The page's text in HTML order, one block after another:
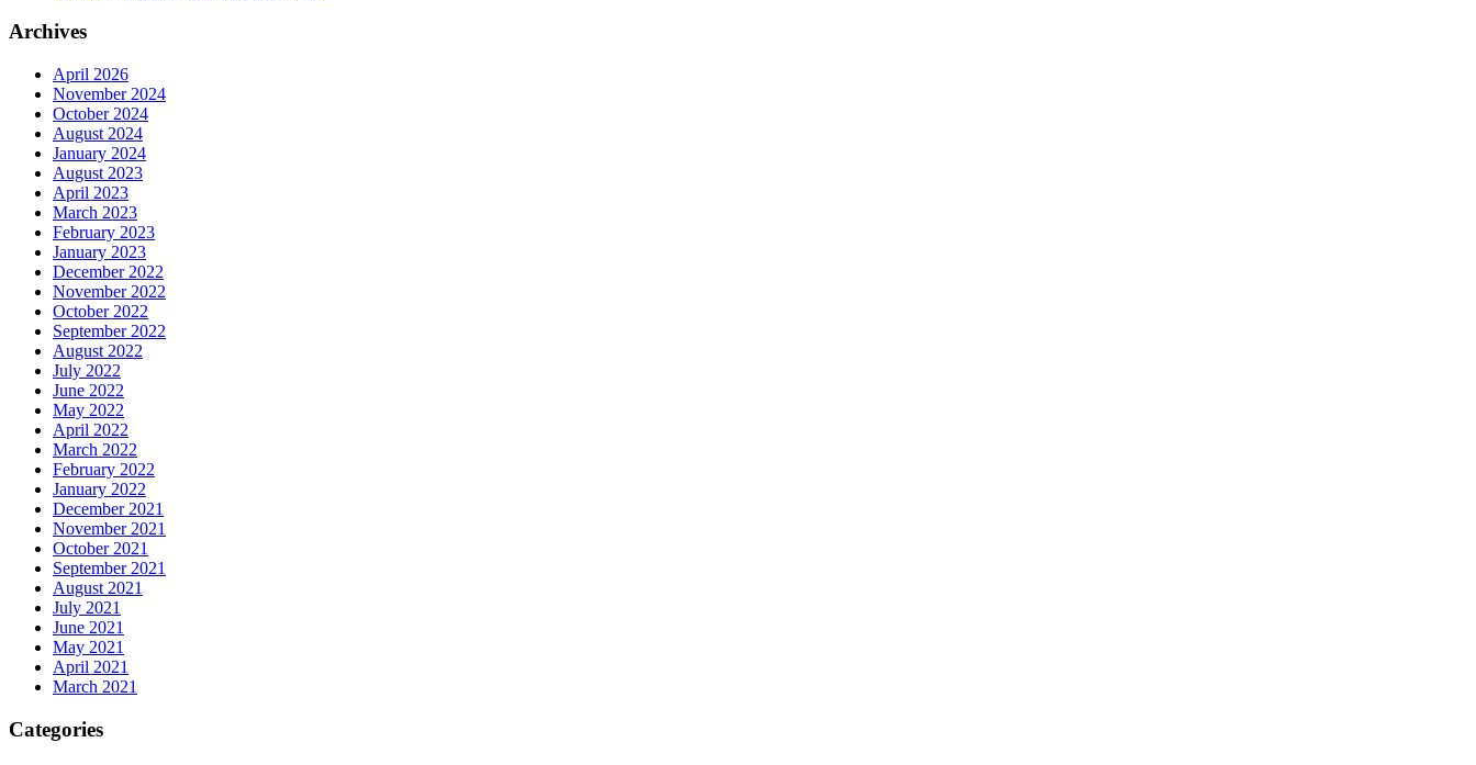
Archives
April 2026
November 2024
October 2024
August 2024
January 2024
August 2023
April 2023
March 2023
February 2023
January 2023
December 2022
November 2022
October 2022
September 2022
August 2022
July 2022
June 2022
May 2022
April 2022
March 2022
February 2022
January 2022
December 2021
November 2021
October 2021
September 2021
August 2021
July 2021
June 2021
May 2021
April 2021
March 2021
Categories